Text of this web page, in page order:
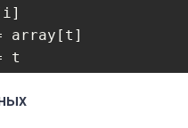
array[t]
t